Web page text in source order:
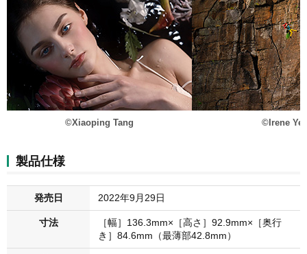
©Xiaoping Tang ©Irene Yee
製品仕様
発売日 2022年9月29日
寸法
［幅］136.3mm×［高さ］92.9mm×［奥行
き］84.6mm（最薄部42.8mm）